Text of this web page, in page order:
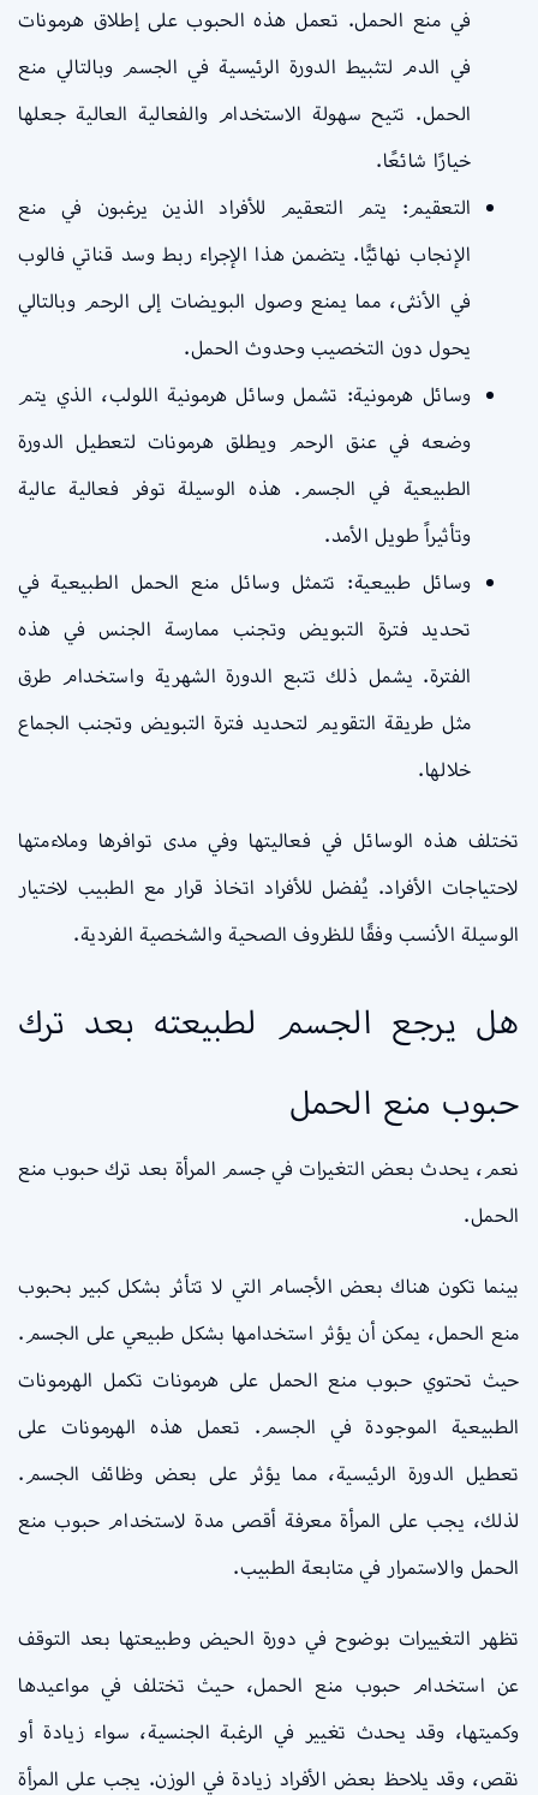
في منع الحمل. تعمل هذه الحبوب على إطلاق هرمونات
في الدم لتثبيط الدورة الرئيسية في الجسم وبالتالي منع
الحمل. تتيح سهولة الاستخدام والفعالية العالية جعلها
خيارًا شائعًا.
التعقيم: يتم التعقيم للأفراد الذين يرغبون في منع
الإنجاب نهائيًّا. يتضمن هذا الإجراء ربط وسد قناتي فالوب
في الأنثى، مما يمنع وصول البويضات إلى الرحم وبالتالي
يحول دون التخصيب وحدوث الحمل.
وسائل هرمونية: تشمل وسائل هرمونية اللولب، الذي يتم
وضعه في عنق الرحم ويطلق هرمونات لتعطيل الدورة
الطبيعية في الجسم. هذه الوسيلة توفر فعالية عالية
وتأثيراً طويل الأمد.
وسائل طبيعية: تتمثل وسائل منع الحمل الطبيعية في
تحديد فترة التبويض وتجنب ممارسة الجنس في هذه
الفترة. يشمل ذلك تتبع الدورة الشهرية واستخدام طرق
مثل طريقة التقويم لتحديد فترة التبويض وتجنب الجماع
خلالها.
تختلف هذه الوسائل في فعاليتها وفي مدى توافرها وملاءمتها
لاحتياجات الأفراد. يُفضل للأفراد اتخاذ قرار مع الطبيب لاختيار
الوسيلة الأنسب وفقًا للظروف الصحية والشخصية الفردية.
هل يرجع الجسم لطبيعته بعد ترك
حبوب منع الحمل
نعم، يحدث بعض التغيرات في جسم المرأة بعد ترك حبوب منع
الحمل.
بينما تكون هناك بعض الأجسام التي لا تتأثر بشكل كبير بحبوب
منع الحمل، يمكن أن يؤثر استخدامها بشكل طبيعي على الجسم.
حيث تحتوي حبوب منع الحمل على هرمونات تكمل الهرمونات
الطبيعية الموجودة في الجسم. تعمل هذه الهرمونات على
تعطيل الدورة الرئيسية، مما يؤثر على بعض وظائف الجسم.
لذلك، يجب على المرأة معرفة أقصى مدة لاستخدام حبوب منع
الحمل والاستمرار في متابعة الطبيب.
تظهر التغييرات بوضوح في دورة الحيض وطبيعتها بعد التوقف
عن استخدام حبوب منع الحمل، حيث تختلف في مواعيدها
وكميتها، وقد يحدث تغيير في الرغبة الجنسية، سواء زيادة أو
نقص، وقد يلاحظ بعض الأفراد زيادة في الوزن. يجب على المرأة